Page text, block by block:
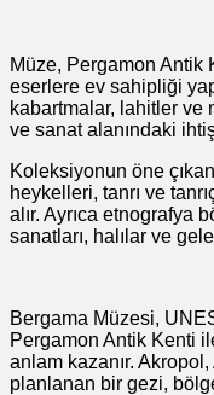
Müze, Pergamon Antik
eserlere ev sahipliği
kabartmalar, lahitler ve
ve sanat alanındaki
Koleksiyonun öne
heykelleri, tanrı ve
alır. Ayrıca etnografya
sanatları, halılar ve
Bergama Müzesi,
Pergamon Antik Kenti
anlam kazanır.
planlanan bir gezi,